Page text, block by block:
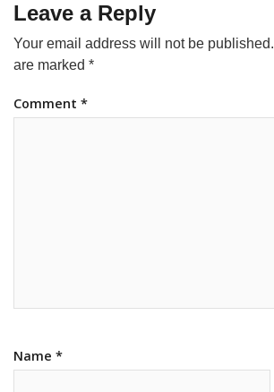
Leave a Reply
Your email address will not be published.
are marked *
Comment *
Name *